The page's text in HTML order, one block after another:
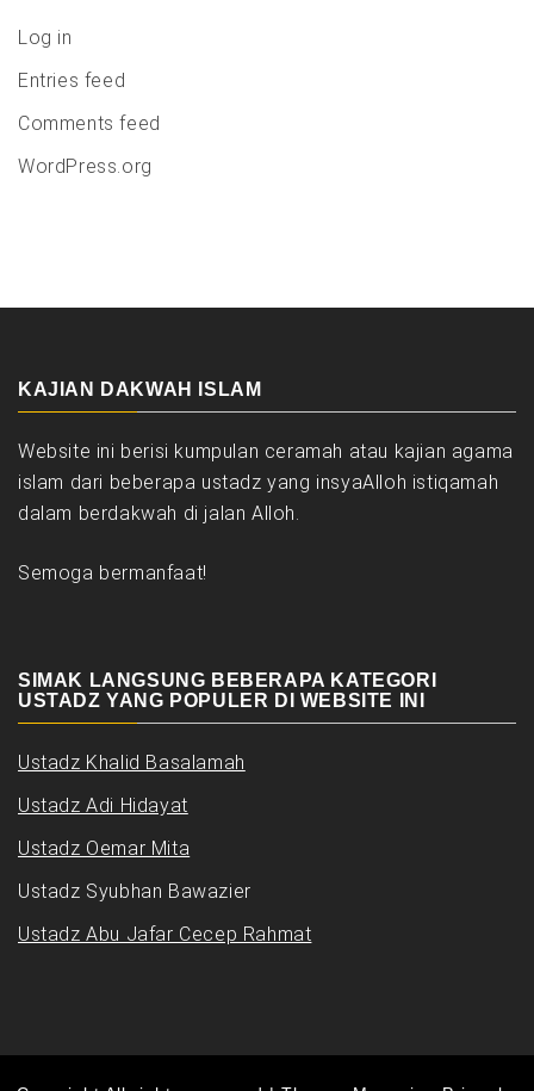
Log in
Entries feed
Comments feed
WordPress.org
KAJIAN DAKWAH ISLAM
Website ini berisi kumpulan ceramah atau kajian agama
islam dari beberapa ustadz yang insyaAlloh istiqamah
dalam berdakwah di jalan Alloh.
Semoga bermanfaat!
SIMAK LANGSUNG BEBERAPA KATEGORI
USTADZ YANG POPULER DI WEBSITE INI
Ustadz Khalid Basalamah
Ustadz Adi Hidayat
Ustadz Oemar Mita
Ustadz Syubhan Bawazier
Ustadz Abu Jafar Cecep Rahmat